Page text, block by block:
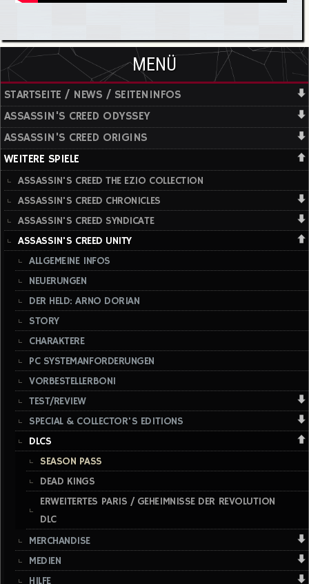
MENÜ
STARTSEITE / NEWS / SEITENINFOS
ASSASSIN'S CREED ODYSSEY
ASSASSIN'S CREED ORIGINS
WEITERE SPIELE
ASSASSIN'S CREED THE EZIO COLLECTION
ASSASSIN'S CREED CHRONICLES
ASSASSIN'S CREED SYNDICATE
ASSASSIN'S CREED UNITY
ALLGEMEINE INFOS
NEUERUNGEN
DER HELD: ARNO DORIAN
STORY
CHARAKTERE
PC SYSTEMANFORDERUNGEN
VORBESTELLERBONI
TEST/REVIEW
SPECIAL & COLLECTOR'S EDITIONS
DLCS
SEASON PASS
DEAD KINGS
ERWEITERTES PARIS / GEHEIMNISSE DER REVOLUTION
DLC
MERCHANDISE
MEDIEN
HILFE